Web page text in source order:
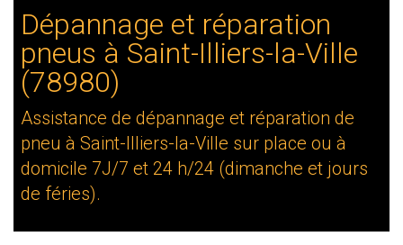
Dépannage et réparation
pneus à Saint-Illiers-la-Ville
(78980)
Assistance de dépannage et réparation de
pneu à Saint-Illiers-la-Ville sur place ou à
domicile 7J/7 et 24 h/24 (dimanche et jours
de féries).